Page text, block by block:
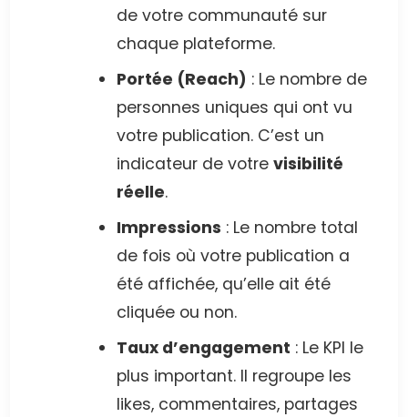
de votre communauté sur
chaque plateforme.
Portée (Reach) : Le nombre de
personnes uniques qui ont vu
votre publication. C’est un
indicateur de votre visibilité
réelle.
Impressions : Le nombre total
de fois où votre publication a
été affichée, qu’elle ait été
cliquée ou non.
Taux d’engagement : Le KPI le
plus important. Il regroupe les
likes, commentaires, partages